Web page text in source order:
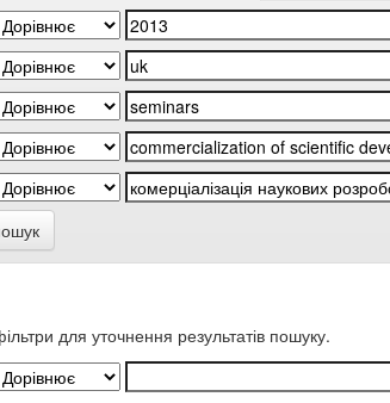
для уточнення результатів пошуку.